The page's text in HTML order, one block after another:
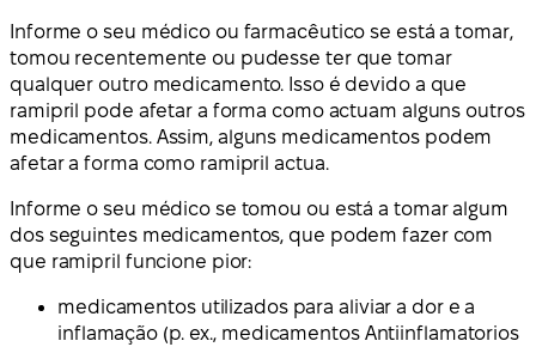
Informe o seu médico ou farmacêutico se está a tomar,
tomou recentemente ou pudesse ter que tomar
qualquer outro medicamento. Isso é devido a que
ramipril pode afetar a forma como actuam alguns outros
medicamentos. Assim, alguns medicamentos podem
afetar a forma como ramipril actua.
Informe o seu médico se tomou ou está a tomar algum
dos seguintes medicamentos, que podem fazer com
que ramipril funcione pior:
medicamentos utilizados para aliviar a dor e a
inflamação (p. ex., medicamentos Antiinflamatorios